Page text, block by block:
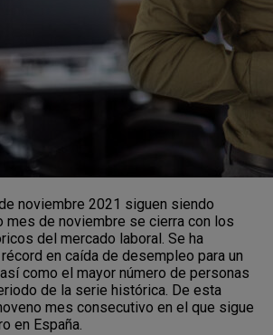
noviembre 2021 siguen siendo
mes de noviembre se cierra con los
del mercado laboral. Se ha
en caída de desempleo para un
como el mayor número de personas
de la serie histórica. De esta
mes consecutivo en el que sigue
en España.